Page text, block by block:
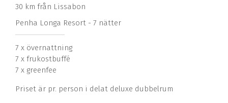
30 km från Lissabon
Penha Longa Resort - 7 nätter
7 x övernattning
7 x frukostbuffé
7 x greenfee
Priset är pr. person i delat deluxe dubbelrum